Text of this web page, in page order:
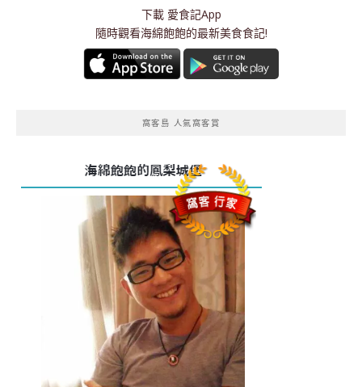
下載 愛食記App
隨時觀看海綿飽飽的最新美食食記!
窩客島 人氣窩客賞